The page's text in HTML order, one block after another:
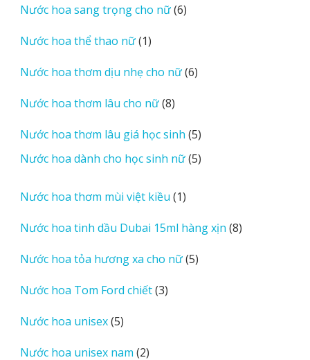
Nước hoa sang trọng cho nữ 66
Nước hoa thể thao nữ 11
phẩm
Nước hoa thơm dịu nhẹ cho nữ 66
Nước hoa thơm lâu cho nữ 88
phẩm
Nước hoa thơm lâu giá học sinh 55
sản
phẩm
Nước hoa dành cho học sinh nữ 55
Nước hoa thơm mùi việt kiều 11
phẩm
Nước hoa tinh dầu Dubai 15ml hàng xịn 88
Nước hoa tỏa hương xa cho nữ 55
Nước hoa Tom Ford chiết 33
Nước hoa unisex 55
phẩm
Nước hoa unisex nam 22